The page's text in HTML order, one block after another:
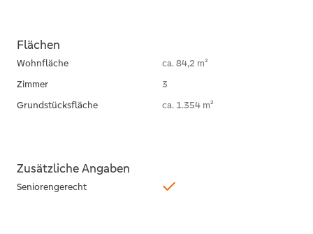
Flächen
Wohnfläche
ca. 84,2 m²
Zimmer
3
Grundstücksfläche
ca. 1.354 m²
Zusätzliche Angaben
Seniorengerecht